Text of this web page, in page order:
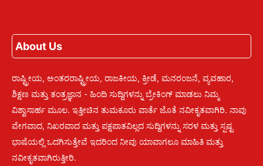
About Us
ರಾಷ್ಟ್ರೀಯ, ಅಂತರರಾಷ್ಟ್ರೀಯ, ರಾಜಕೀಯ, ಕ್ರೀಡೆ, ಮನರಂಜನೆ, ವ್ಯವಹಾರ,
ಶಿಕ್ಷಣ ಮತ್ತು ತಂತ್ರಜ್ಞಾನ - ಹಿಂದಿ ಸುದ್ದಿಗಳನ್ನು ಬ್ರೇಕಿಂಗ್ ಮಾಡಲು ನಿಮ್ಮ
ವಿಶ್ವಾಸಾರ್ಹ ಮೂಲ. ಇತ್ತೀಚಿನ ತುಮಕೂರು ವಾರ್ತೆ ಜೊತೆ ನವೀಕೃತವಾಗಿರಿ. ನಾವು
ವೇಗವಾದ, ನಿಖರವಾದ ಮತ್ತು ಪಕ್ಷಪಾತವಿಲ್ಲದ ಸುದ್ದಿಗಳನ್ನು ಸರಳ ಮತ್ತು ಸ್ಪಷ್ಟ
ಭಾಷೆಯಲ್ಲಿ ಒದಗಿಸುತ್ತೇವೆ ಇದರಿಂದ ನೀವು ಯಾವಾಗಲೂ ಮಾಹಿತಿ ಮತ್ತು
ನವೀಕೃತವಾಗಿರುತ್ತೀರಿ.